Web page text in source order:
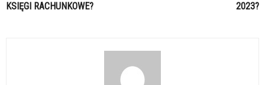
KSIĘGI RACHUNKOWE?
2023?